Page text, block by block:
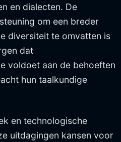
en dialecten. De
om een breder
diversiteit te omvatten is
dat
voldoet aan de behoeften
hun taalkundige
en technologische
uitdagingen kansen voor